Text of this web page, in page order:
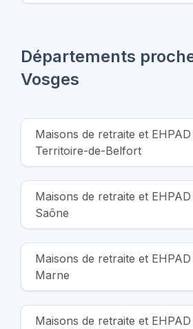
Départements
Vosges
Maisons de retraite et
Territoire-de-Belfort
Maisons de retraite et
Saône
Maisons de retraite et
Marne
Maisons de retraite et